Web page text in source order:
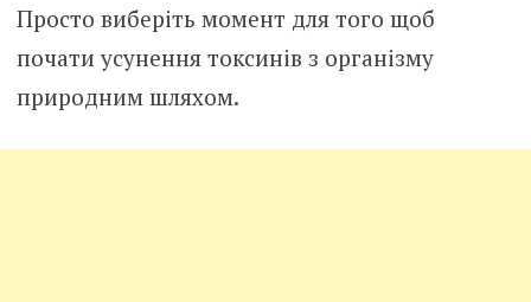
Просто виберіть момент для того щоб
почати усунення токсинів з організму
природним шляхом.